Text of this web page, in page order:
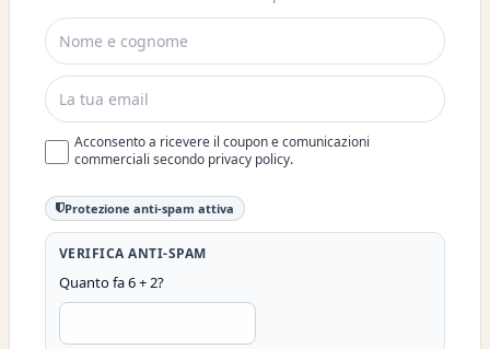
SCONTO DEL 10%
Acconsento a ricevere il coupon e comunicazioni
commerciali secondo privacy policy.
Protezione anti-spam attiva
VERIFICA ANTI-SPAM
Quanto fa 6 + 2?